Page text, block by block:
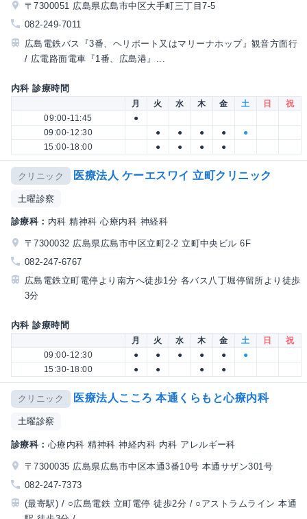
〒7300051 広島県広島市中区大手町三丁目7-5
082-249-7011
広島電鉄バス『3番、ヘリポート又はマリーナホップ』観音方面行
/ 広電路面電車『1番、広島港』...
内科 診療時間
月 火 水 木 金 土 日
祝
09:00-11:45
●
09:00-12:30
● ● ● ●
●
15:00-18:00
● ● ● ●
クリニック 医療法人 ケーエスワイ 立町クリニック
土曜診察
診療科： 内科 精神科 心療内科 神経科
〒7300032 広島県広島市中区立町2-2 立町中央ビル 6F
082-247-6767
広島電鉄立町電停より南方へ徒歩1分 各バス八丁堀停留所より徒歩
3分
内科 診療時間
月 火 水 木 金 土 日
祝
09:00-12:30
● ● ● ● ●
●
15:30-18:00
● ● ● ●
クリニック 医療法人こころ 本通くらもと心療内科
土曜診察
診療科： 心療内科 精神科 神経内科 内科 アレルギー科
〒7300035 広島県広島市中区本通3番10号 本通サザン301号
082-247-7373
(最寄駅) / ○広島電鉄 立町電停 徒歩2分 / ○アストラムライン 本通